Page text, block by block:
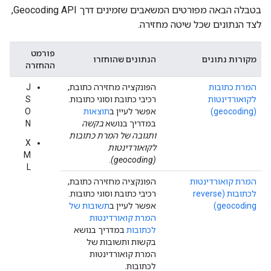
בטבלה הבאה מפורטים המשאבים שזמינים דרך Geocoding API,
לצד הנתונים שכל שיטה מחזירה.
מקורות נתונים הנתונים שהוחזרו
פורמט
ההחזרה
המרת כתובות
לקואורדינטות
(geocoding)
הפונקציה מחזירה כתובת,
רכיבי כתובת וסוגי כתובות.
אפשר לעיין בתוצאות
במדריך בנושאבקשה
ותגובה של המרת כתובות
לקואורדינטות
(geocoding)
J
S
O
N
X
M
L
המרת קואורדינטות
לכתובות (reverse
geocoding)
הפונקציה מחזירה כתובת,
רכיבי כתובת וסוגי כתובות.
אפשר לעיין בתשובות של
המרת קואורדינטות
לכתובות במדריך בנושא
בקשות ותשובות של
המרת קואורדינטות
לכתובות.